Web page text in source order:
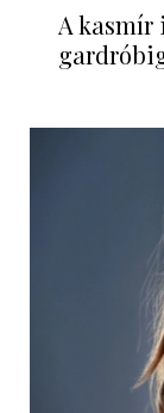
A kasmír